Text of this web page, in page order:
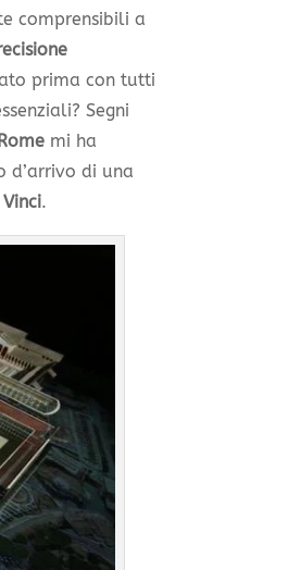
comprensibili a
prima con tutti
Segni
mi ha
d’arrivo di una
.